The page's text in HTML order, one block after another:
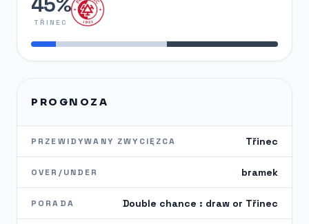
TŘINEC
PROGNOZA
PRZEWIDYWANY ZWYCIĘZCA Třinec
OVER/UNDER bramek
PORADA Double chance : draw or Třinec